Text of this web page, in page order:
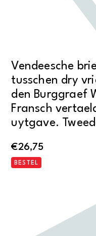
Vendeesche
tusschen dry
den Burggraef
Fransch
uytgave.
€26,75
BESTEL